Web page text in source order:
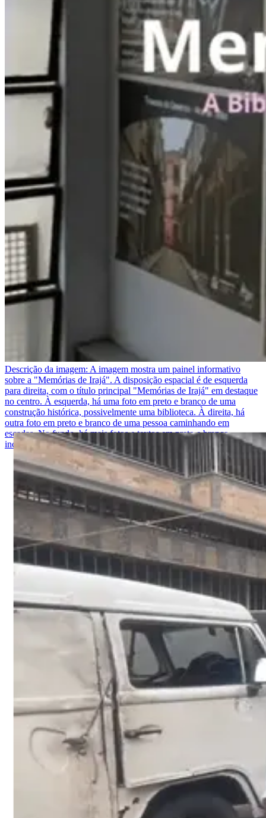
Descrição da imagem: A imagem mostra um painel informativo
sobre a "Memórias de Irajá". A disposição espacial é de esquerda
para direita, com o título principal "Memórias de Irajá" em destaque
no centro. À esquerda, há uma foto em preto e branco de uma
construção histórica, possivelmente uma biblioteca. À direita, há
outra foto em preto e branco de uma pessoa caminhando em
escadas. No fundo, há mais fotos e textos em preto e branco,
incluindo citações e descrições sobre a biblioteca popular de Irajá.